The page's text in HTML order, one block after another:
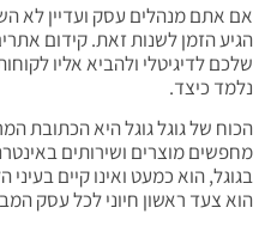
אם אתם מנהלים עסק ועדיין לא
הגיע הזמן לשנות זאת. קידום
שלכם לדיגיטלי ולהביא אליו
נלמד כיצד.
הכוח של גוגל גוגל היא הכתובת
מחפשים מוצרים ושירותים
בגוגל, הוא כמעט ואינו קיים בעיני
הוא צעד ראשון חיוני לכל עסק